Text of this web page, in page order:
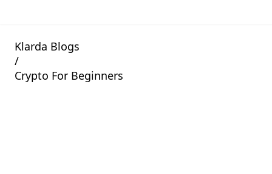
Klarda Blogs
/
Crypto For Beginners